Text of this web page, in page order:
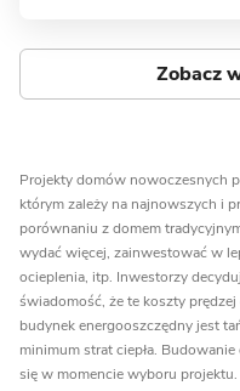
Zobacz
Projekty domów nowoczesnych
którym zależy na najnowszych i
porównaniu z domem
wydać więcej, zainwestować w
ocieplenia, itp. Inwestorzy
świadomość, że te koszty
budynek energooszczędny jest
minimum strat ciepła.
się w momencie wyboru projektu.